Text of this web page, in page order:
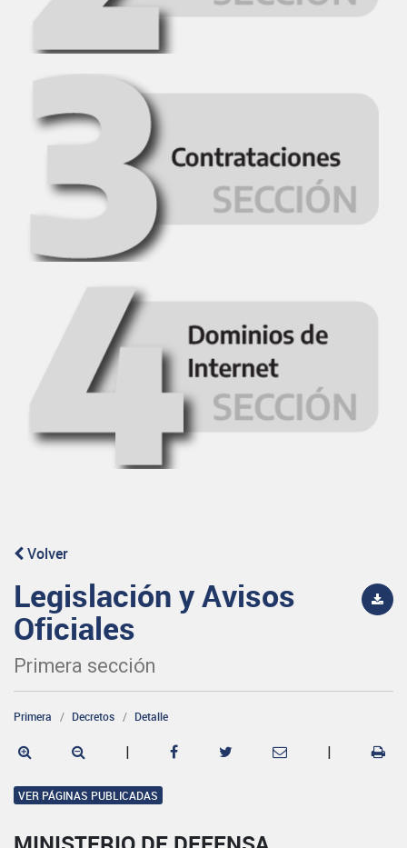
Volver
Legislación y Avisos
Oficiales
Primera sección
Primera Decretos Detalle
| |
VER PÁGINAS PUBLICADAS